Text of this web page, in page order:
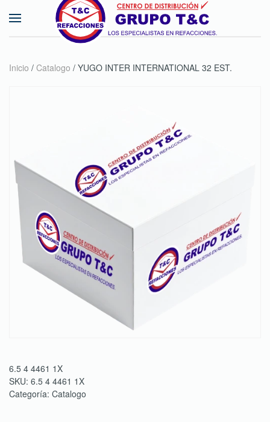
Skip to main content
Inicio / Catalogo / YUGO INTER INTERNATIONAL 32 EST.
6.5 4 4461 1X
SKU: 6.5 4 4461 1X
Categoría: Catalogo